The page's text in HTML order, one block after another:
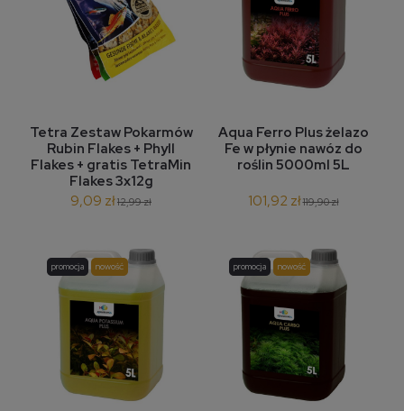
Tetra Zestaw Pokarmów
Rubin Flakes + Phyll
Flakes + gratis TetraMin
Flakes 3x12g
9,09 zł12,99 zł
Aqua Ferro Plus żelazo
Fe w płynie nawóz do
roślin 5000ml 5L
101,92 zł119,90 zł
promocja nowość promocja nowość